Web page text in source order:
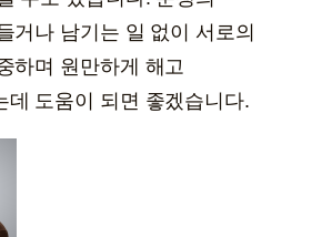
거나 남기는 일 없이 서로의
하며 원만하게 해고
데 도움이 되면 좋겠습니다.